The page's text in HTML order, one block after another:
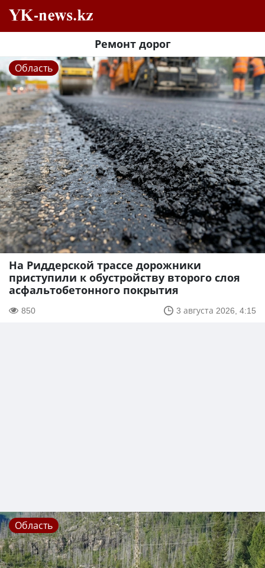
Ремонт дорог
Область
На Риддерской трассе дорожники
приступили к обустройству второго слоя
асфальтобетонного покрытия
850 3 августа 2026, 4:15
Область